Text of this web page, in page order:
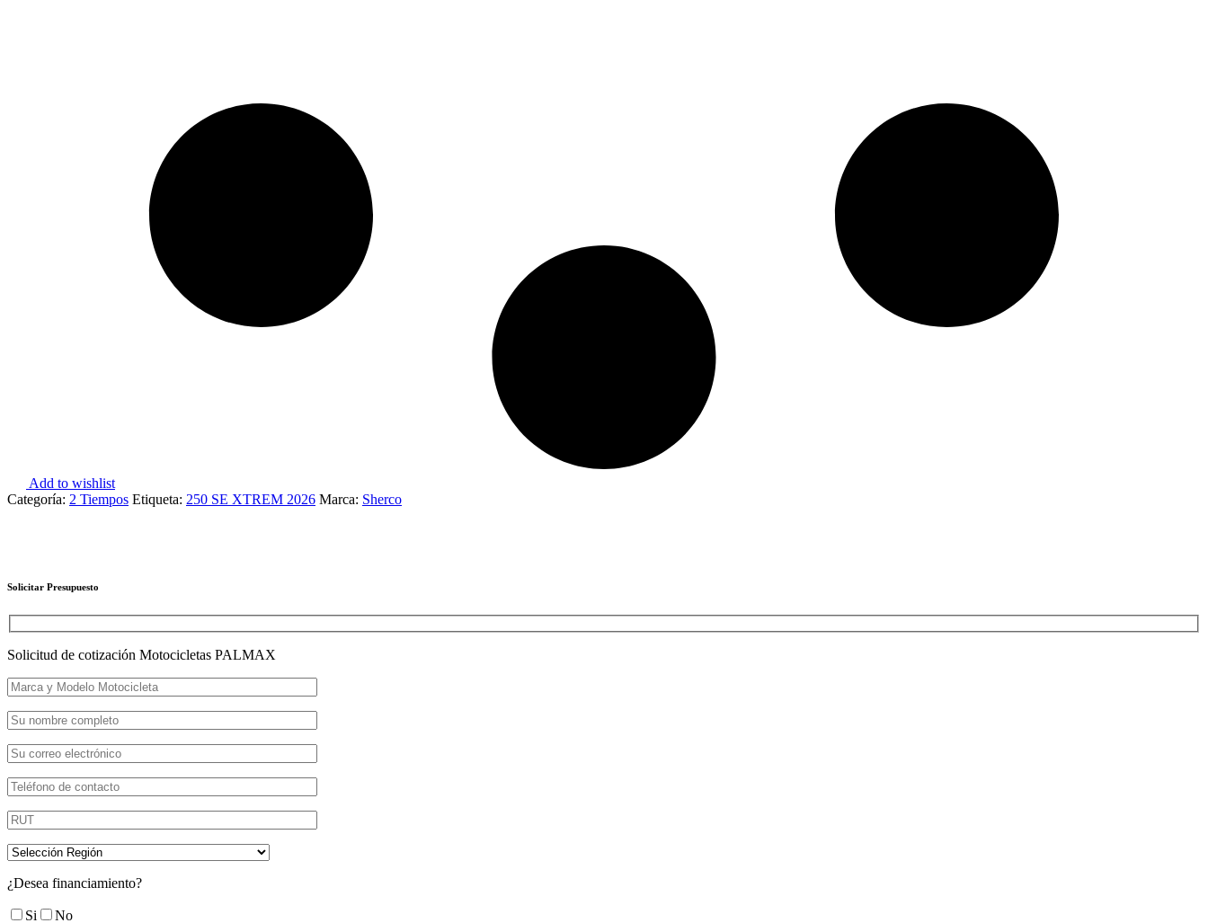
Add to wishlist
Categoría: 2 Tiempos Etiqueta: 250 SE XTREM 2026 Marca: Sherco
Solicitar Presupuesto
Solicitud de cotización Motocicletas PALMAX
¿Desea financiamiento?
Si No